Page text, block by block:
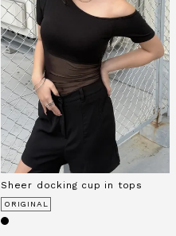
Sheer docking cup in tops
ORIGINAL